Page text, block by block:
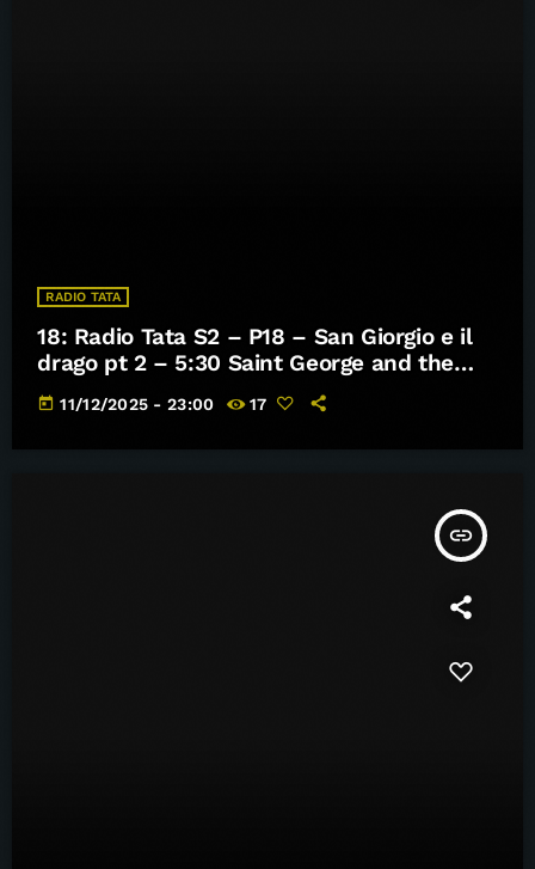
RADIO TATA
18: Radio Tata S2 – P18 – San Giorgio e il
drago pt 2 – 5:30 Saint George and the
dragon pt 2
today 11/12/2025 - 23:00 17
insert_link